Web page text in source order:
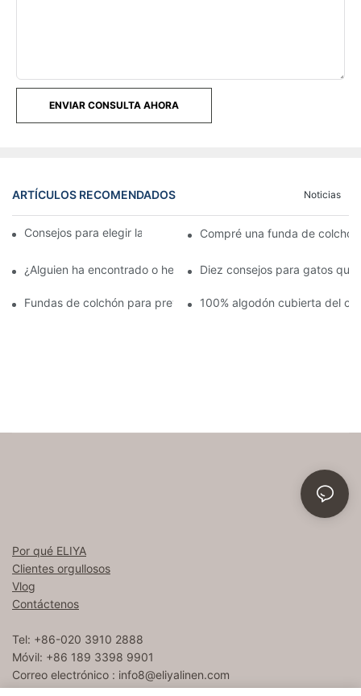
ENVIAR CONSULTA AHORA
ARTÍCULOS RECOMENDADOS Noticias
Consejos para elegir la mejor funda de colchón
Compré una funda de
¿Alguien ha encontrado o hecho una funda para un colchón de
Diez consejos para gatos
Fundas de colchón para prevenir las chinches y sus
100% algodón cubierta del
Por qué ELIYA
Clientes orgullosos
Vlog
Contáctenos
Tel: +86-020 3910 2888
Móvil: +86 189 3398 9901
Correo electrónico : info8@eliyalinen.com